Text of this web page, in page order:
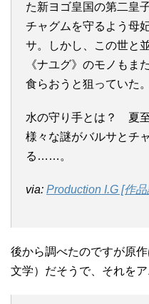
た新ヨゴ皇国の第二皇
チャグムを守るよう母
サ。しかし、この世と
《ナユグ》のモノもま
食らおうと狙っていた。
水の守り手とは？ 夏
様々な謎がバルサとチ
る……。
via: Production I.G [作
後から調べたのですが原
文学）だそうで、それを